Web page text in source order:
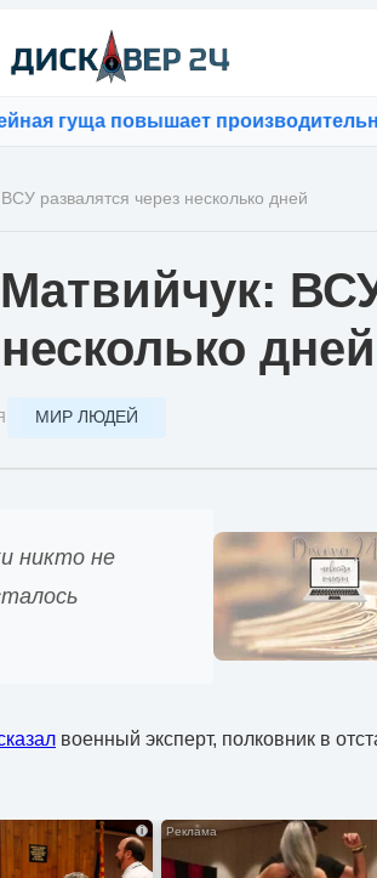
повышает производительность
развалятся через несколько дней
дней
МИР ЛЮДЕЙ
никто не
военный эксперт, полковник в
i